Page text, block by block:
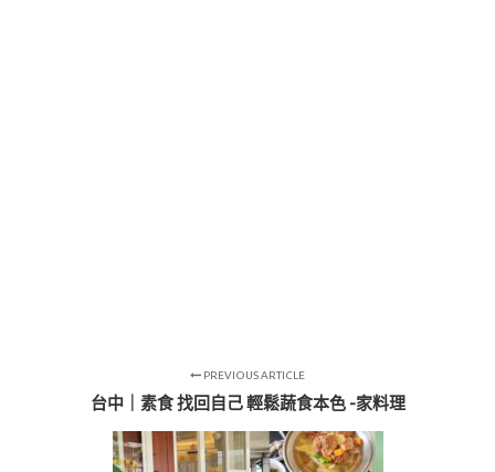
PREVIOUS ARTICLE
台中｜素食 找回自己 輕鬆蔬食本色 -家料理